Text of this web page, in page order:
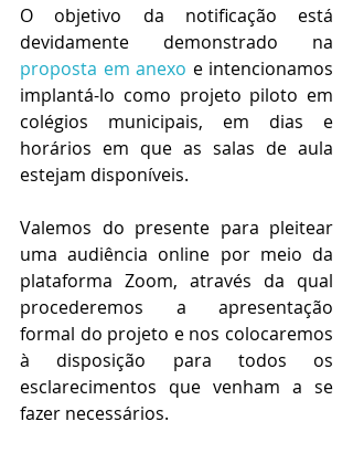
O objetivo da notificação está
proposta em anexo e intencionamos
implantá-lo como projeto piloto em
colégios municipais, em dias e
horários em que as salas de aula
estejam disponíveis.
Valemos do presente para pleitear
uma audiência online por meio da
plataforma Zoom, através da qual
procederemos a apresentação
formal do projeto e nos colocaremos
à disposição para todos os
esclarecimentos que venham a se
fazer necessários.